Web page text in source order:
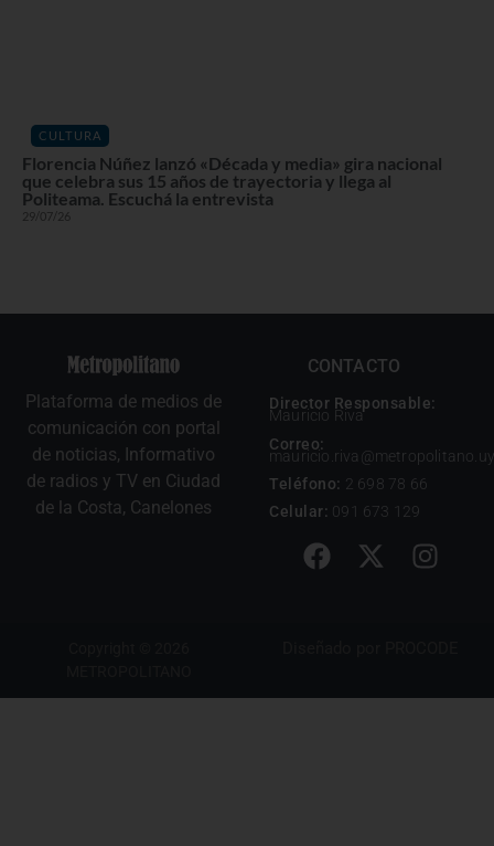
CULTURA
Florencia Núñez lanzó «Década y media» gira nacional
que celebra sus 15 años de trayectoria y llega al
Politeama. Escuchá la entrevista
29/07/26
Plataforma de medios de
comunicación con portal
de noticias, Informativo
de radios y TV en Ciudad
de la Costa, Canelones
CONTACTO
Director Responsable:
Mauricio Riva
Correo:
mauricio.riva@metropolitano.uy
Teléfono: 2 698 78 66
Celular: 091 673 129